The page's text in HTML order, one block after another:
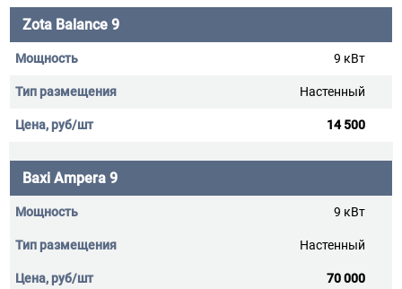
Zota Balance 9
9 кВт
Настенный
14 500
Baxi Ampera 9
9 кВт
Настенный
70 000